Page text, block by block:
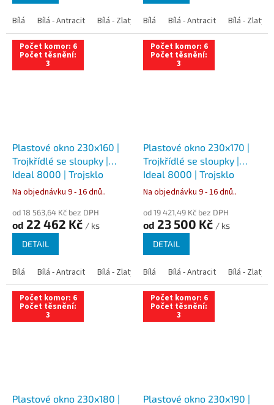
Bílá Bílá - Antracit Bílá - Zlatý dub Bílá - Tmavý dub Bílá -
Bílá Bílá - Antracit Bílá - Zlatý
Počet komor: 6
Počet těsnění:
3
Plastové okno 230x160 |
Trojkřídlé se sloupky |
Ideal 8000 | Trojsklo
Na objednávku 9 - 16 dnů..
od 18 563,64 Kč bez DPH
od 22 462 Kč / ks
DETAIL
Bílá Bílá - Antracit Bílá - Zlatý dub Bílá - Tmavý dub Bílá -
Počet komor: 6
Počet těsnění:
3
Plastové okno 230x170 |
Trojkřídlé se sloupky |
Ideal 8000 | Trojsklo
Na objednávku 9 - 16 dnů..
od 19 421,49 Kč bez DPH
od 23 500 Kč / ks
DETAIL
Bílá Bílá - Antracit Bílá - Zlatý
Počet komor: 6
Počet těsnění:
3
Plastové okno 230x180 |
Počet komor: 6
Počet těsnění:
3
Plastové okno 230x190 |